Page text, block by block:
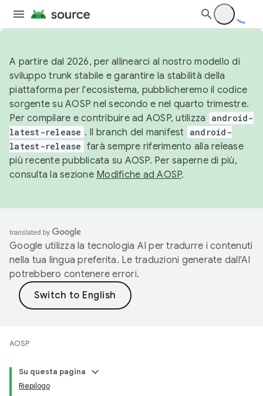
A partire dal 2026, per allinearci al nostro modello di
sviluppo trunk stabile e garantire la stabilità della
piattaforma per l'ecosistema, pubblicheremo il codice
sorgente su AOSP nel secondo e nel quarto trimestre.
Per compilare e contribuire ad AOSP, utilizza
android-
latest-release . Il branch del manifest android-
latest-release farà sempre riferimento alla release
più recente pubblicata su AOSP. Per saperne di più,
consulta la sezione Modifiche ad AOSP.
Google utilizza la tecnologia AI per tradurre i contenuti
nella tua lingua preferita. Le traduzioni generate dall'AI
potrebbero contenere errori.
AOSP
Su questa pagina
Riepilogo